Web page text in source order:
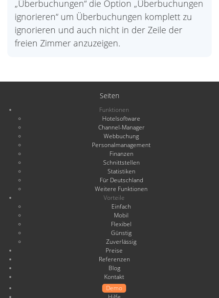
„Überbuchungen“ die Option „Überbuchungen
ignorieren“ um Überbuchungen komplett zu
ignorieren und auch nicht in der Zeile der
freien Zimmer anzuzeigen.
Seiten
Funktionen
Hotelsoftware
Channel-Manager
Webbuchung
Personalmanagement
Finanzen
Schnittstellen
Statistiken
Für Deutschland
Weitere Funktionen
Vorteile
Einfach
Mobil
Flexibel
Günstig
Zuverlässig
Preise
Referenzen
Blog
Kontakt
Demo